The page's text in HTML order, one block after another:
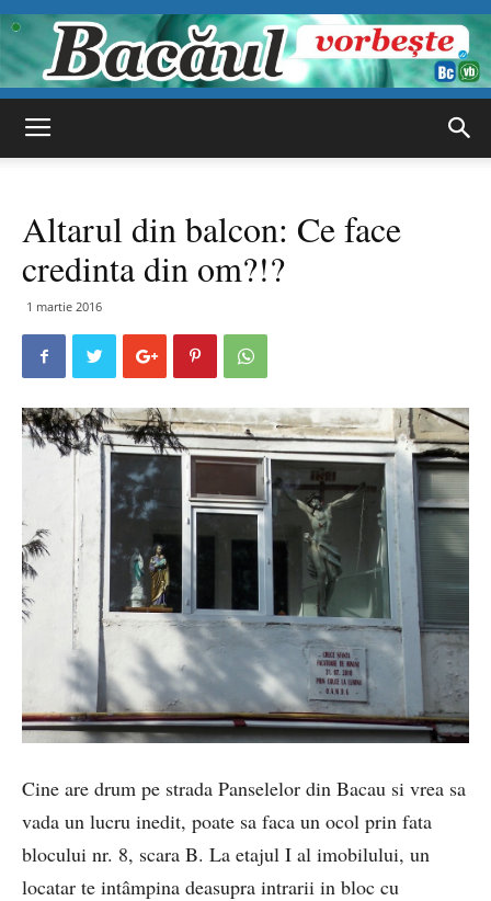
vorbește
Altarul din balcon: Ce face
credinta din om?!?
1 martie 2016
Cine are drum pe strada Panselelor din Bacau si vrea sa
vada un lucru inedit, poate sa faca un ocol prin fata
blocului nr. 8, scara B. La etajul I al imobilului, un
locatar te intâmpina deasupra intrarii in bloc cu